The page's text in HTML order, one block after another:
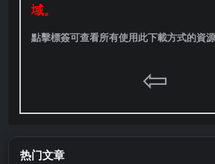
域。
點擊標簽可查看所有使用此下載方式的資源
⇦
热门文章